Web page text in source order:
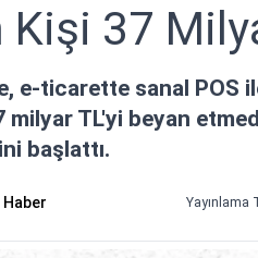
Kişi 37
e-ticarette sanal POS
milyar TL'yi beyan
başlattı.
Haber Yayınlama